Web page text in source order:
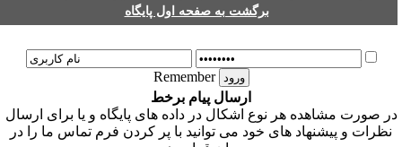
برگشت به صفحه اول پایگاه
Remember
ارسال پیام برخط
صورت مشاهده هر نوع اشکال در داده های پایگاه و یا برای ارسال
نظرات و پیشنهاد های خود می توانید با پر کردن فرم تماس ما را در